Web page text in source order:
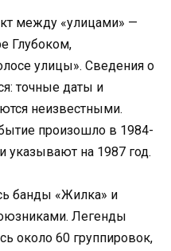
между «улицами» —
Глубоком,
улицы». Сведения о
точные даты и
неизвестными.
произошло в 1984-
указывают на 1987 год.
банды «Жилка» и
Легенды
около 60 группировок,